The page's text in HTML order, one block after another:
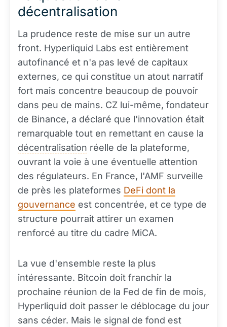
décentralisation
La prudence reste de mise sur un autre
front. Hyperliquid Labs est entièrement
autofinancé et n'a pas levé de capitaux
externes, ce qui constitue un atout narratif
fort mais concentre beaucoup de pouvoir
dans peu de mains. CZ lui-même, fondateur
de Binance, a déclaré que l'innovation était
remarquable tout en remettant en cause la
décentralisation réelle de la plateforme,
ouvrant la voie à une éventuelle attention
des régulateurs. En France, l'AMF surveille
de près les plateformes DeFi dont la
gouvernance est concentrée, et ce type de
structure pourrait attirer un examen
renforcé au titre du cadre MiCA.
La vue d'ensemble reste la plus
intéressante. Bitcoin doit franchir la
prochaine réunion de la Fed de fin de mois,
Hyperliquid doit passer le déblocage du jour
sans céder. Mais le signal de fond est